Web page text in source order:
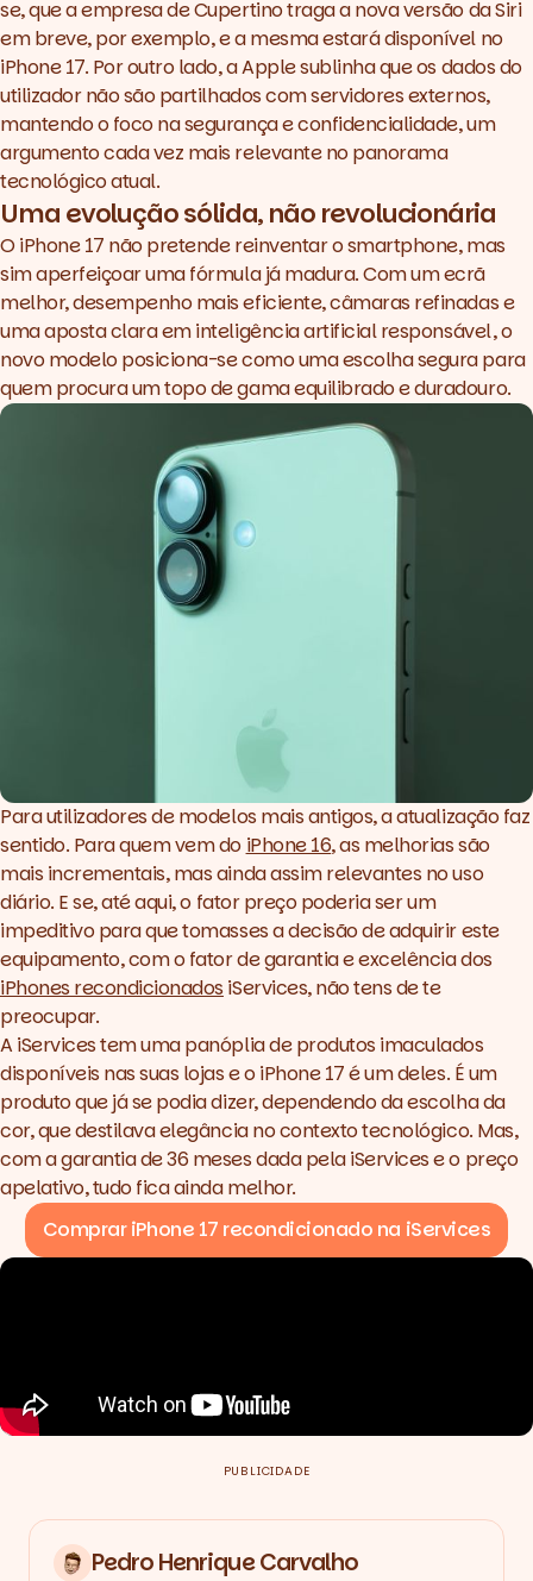
se, que a empresa de Cupertino traga a nova versão da Siri
em breve, por exemplo, e a mesma estará disponível no
iPhone 17. Por outro lado, a Apple sublinha que os dados do
utilizador não são partilhados com servidores externos,
mantendo o foco na segurança e confidencialidade, um
argumento cada vez mais relevante no panorama
tecnológico atual.
Uma evolução sólida, não revolucionária
O iPhone 17 não pretende reinventar o smartphone, mas
sim aperfeiçoar uma fórmula já madura. Com um ecrã
melhor, desempenho mais eficiente, câmaras refinadas e
uma aposta clara em inteligência artificial responsável, o
novo modelo posiciona-se como uma escolha segura para
quem procura um topo de gama equilibrado e duradouro.
Para utilizadores de modelos mais antigos, a atualização faz
sentido. Para quem vem do iPhone 16, as melhorias são
mais incrementais, mas ainda assim relevantes no uso
diário. E se, até aqui, o fator preço poderia ser um
impeditivo para que tomasses a decisão de adquirir este
equipamento, com o fator de garantia e excelência dos
iPhones recondicionadosiServices, não tens de te
preocupar.
A iServices tem uma panóplia de produtos imaculados
disponíveis nas suas lojas e oiPhone 17é um deles. É um
produto que já se podia dizer, dependendo da escolha da
cor, que destilava elegância no contexto tecnológico. Mas,
com a garantia de 36 meses dada pela iServices e o preço
apelativo, tudo fica ainda melhor.
Comprar iPhone 17 recondicionado na iServices
PUBLICIDADE
Pedro Henrique Carvalho